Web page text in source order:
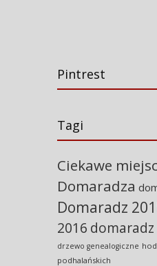
Pintrest
Tagi
Ciekawe
Domaradza
Domaradz
2016 domaradz
drzewo genealogiczne
podhalańskich